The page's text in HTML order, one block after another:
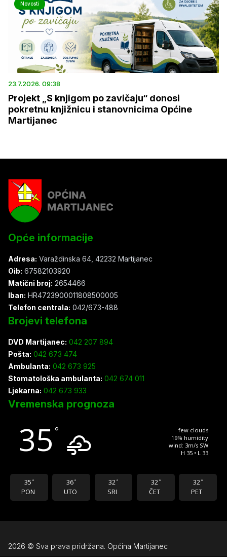
Novosti
23.7.2026. 09:38
Projekt „S knjigom po zavičaju“ donosi
pokretnu knjižnicu i stanovnicima Općine
Martijanec
Opće informacije
Adresa: Varaždinska 64, 42232 Martijanec
Oib: 67582103920
Matični broj: 2654466
Iban: HR4723900011808500005
Telefon centrala: 042/673-488
Brojevi telefona
DVD Martijanec: 042 207 894
Pošta: 042 673 474
Ambulanta: 042 673 925
Stomatološka ambulanta: 042 674 011
Ljekarna: 042 673 933
Vremenska prognoza
35 °
few clouds
19% humidity
wind: 3m/s SW
H 35 • L 33
35 °
PON
36 °
UTO
32 °
SRI
32 °
ČET
32 °
PET
2026 © Sva prava pridržana. Općina Martijanec